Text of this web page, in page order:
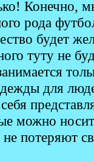
Конечно,
рода
будет
туту не
для
можно
потеряют